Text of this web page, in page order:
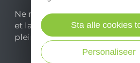
Ne manquez pas notre
et laissez-vous inspirer pour
pleinement de votre séjour en
Personaliseer
Sta alle cookies